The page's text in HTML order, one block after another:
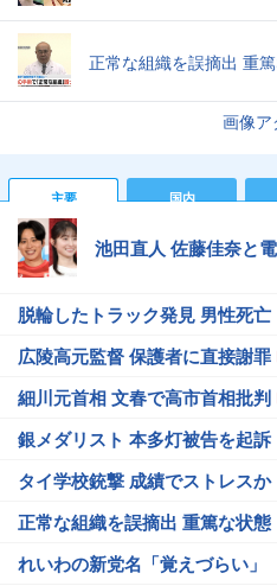
正常な組織を誤摘出 重
画像ア
主要 国内
池田直人 佐藤佳奈と
脱輪したトラック発見 男性死亡
広陵高元監督 保護者に直接謝罪
細川元首相 文春で高市首相批判
銀メダリスト 本多灯被告を起訴
タイ学校銃撃 成績でストレスか
正常な組織を誤摘出 重篤な状態
れいわの新党名「覚えづらい」